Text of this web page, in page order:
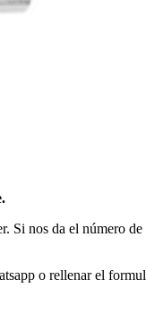
Si nos da el número
o rellenar el